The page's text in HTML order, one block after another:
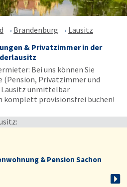
Brandenburg
Lausitz
& Privatzimmer in der
Bei uns können Sie
(Pension, Privatzimmer und
Lausitz unmittelbar
komplett provisionsfrei buchen!
& Pension Sachon